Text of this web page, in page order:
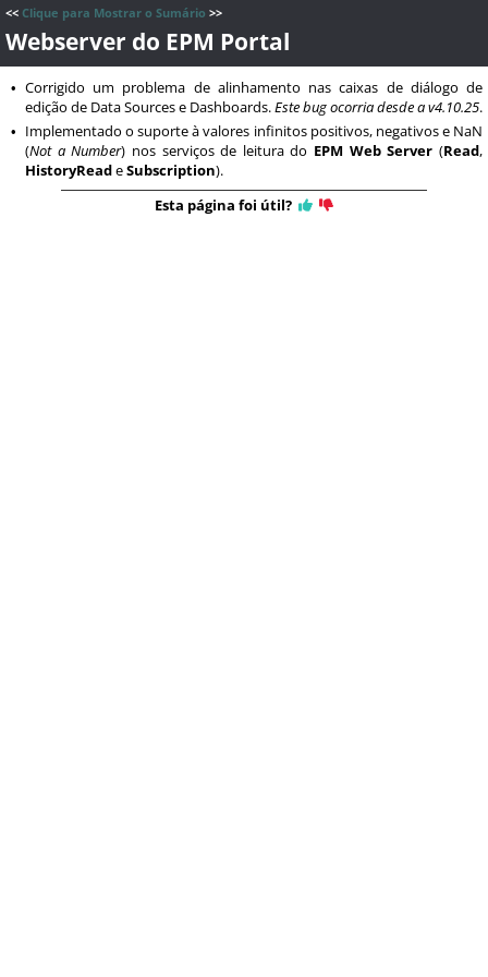
<< Clique para Mostrar o Sumário >>
Webserver do EPM Portal
• Corrigido um problema de alinhamento nas caixas de diálogo de
edição de Data Sources e Dashboards.Este bug ocorria desde a v4.10.25.
•
Implementado o suporte à valores infinitos positivos, negativos e NaN
(Not a Number) nos serviços de leitura do EPM Web Server (Read,
HistoryReadeSubscription).
Esta página foi útil?